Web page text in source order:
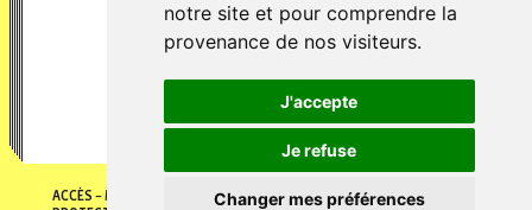
notre site et pour comprendre la
provenance de nos visiteurs.
J'accepte
Je refuse
Changer mes préférences
Coworking
Rencontre avec Jérémie Claeys
[...]
ACCÈS MENTIONS LÉGALES POLITIQUE DE COOKIES
POLITIQUE DE